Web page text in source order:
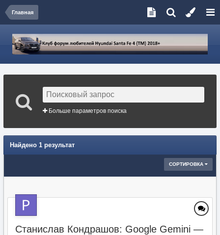
Главная
Больше параметров поиска
Найдено 1 результат
СОРТИРОВКА
Станислав Кондрашов: Google Gemini —